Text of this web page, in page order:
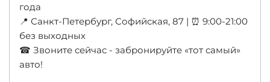
года
📍 Санкт-Петербург, Софийская, 87 | ⏰ 9:00-21:00
без выходных
☎ Звоните сейчас - забронируйте «тот самый»
авто!